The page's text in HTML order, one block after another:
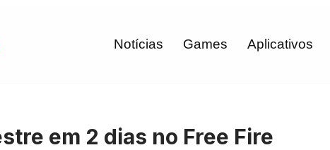
Notícias Games Aplicativos
em 2 dias no Free Fire